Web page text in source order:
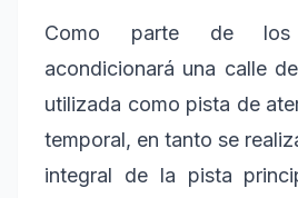
Como parte de
acondicionará una calle
utilizada como pista de
temporal, en tanto se
integral de la pista